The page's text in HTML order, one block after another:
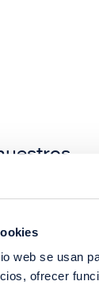
web se usan
ofrecer